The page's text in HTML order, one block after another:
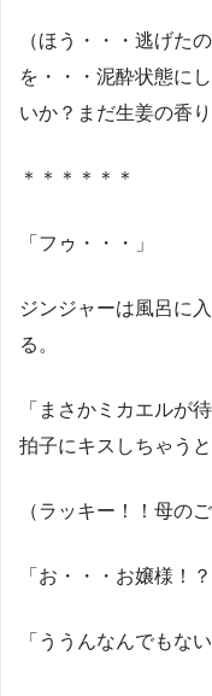
（ほう・・・逃げた
を・・・泥酔状態に
いか？まだ生姜の香
＊＊＊＊＊＊
「フゥ・・・」
ジンジャーは風呂に
る。
「まさかミカエルが
拍子にキスしちゃう
（ラッキー！！母の
「お・・・お嬢様！
「ううんなんでもな